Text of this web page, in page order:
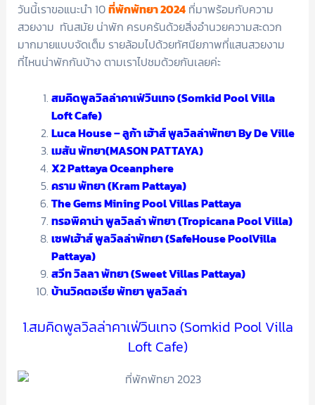
วันนี้เราขอแนะนำ 10ที่พักพัทยา 2024ที่มาพร้อมกับความ
สวยงาม ทันสมัย น่าพัก ครบครันด้วยสิ่งอำนวยความสะดวก
มากมายแบบจัดเต็ม รายล้อมไปด้วยทัศนียภาพที่แสนสวยงาม
ที่ไหนน่าพักกันบ้าง ตามเราไปชมด้วยกันเลยค่ะ
สมคิดพูลวิลล่าคาเฟ่วินเทจ (Somkid Pool Villa
Loft Cafe)
Luca House – ลูก้า เฮ้าส์ พูลวิลล่าพัทยา By De Ville
เมสัน พัทยา(MASON PATTAYA)
X2 Pattaya Oceanphere
คราม พัทยา (Kram Pattaya)
The Gems Mining Pool Villas Pattaya
ทรอพิคาน่า พูลวิลล่า พัทยา (Tropicana Pool Villa)
เซฟเฮ้าส์ พูลวิลล่าพัทยา (SafeHouse PoolVilla
Pattaya)
สวีท วิลลา พัทยา (Sweet Villas Pattaya)
บ้านวิคตอเรีย พัทยา พูลวิลล่า
1.สมคิดพูลวิลล่าคาเฟ่วินเทจ (Somkid Pool Villa
Loft Cafe)